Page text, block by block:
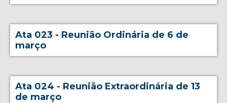
Ata 023 - Reunião Ordinária de 6 de
março
Ata 024 - Reunião Extraordinária de 13
de março